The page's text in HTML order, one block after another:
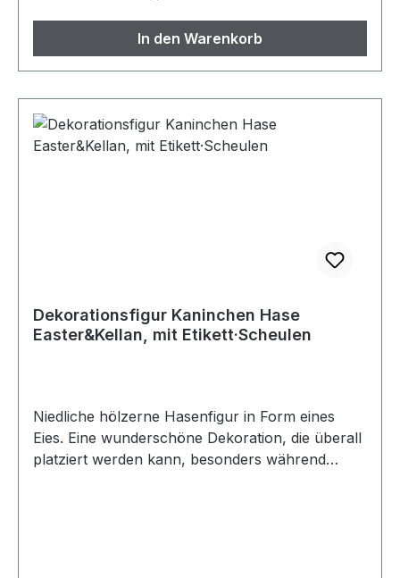
In den Warenkorb
Dekorationsfigur Kaninchen Hase
Easter&Kellan, mit Etikett·Scheulen
Niedliche hölzerne Hasenfigur in Form eines
Eies. Eine wunderschöne Dekoration, die überall
platziert werden kann, besonders während